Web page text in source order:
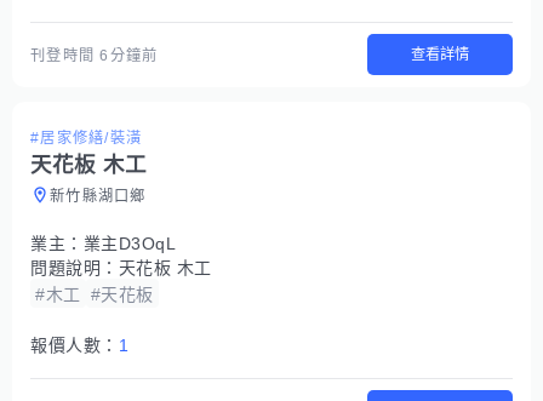
刊登時間6分鐘前 查看詳情
#居家修繕/裝潢
天花板 木工
新竹縣湖口鄉
業主： 業主D3OqL
問題說明： 天花板 木工
#木工
#天花板
報價人數： 1